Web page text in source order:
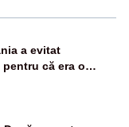
a evitat
că era o
și fondurile de